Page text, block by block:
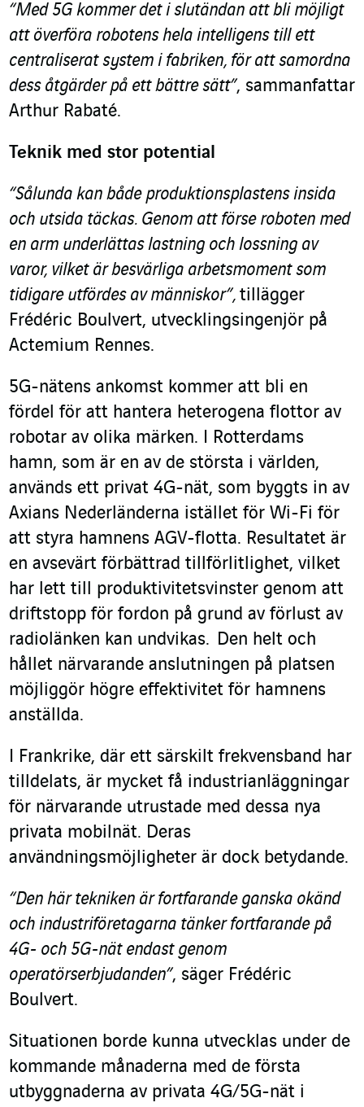
“Med 5G kommer det i slutändan att bli möjligt
att överföra robotens hela intelligens till ett
centraliserat system i fabriken, för att samordna
dess åtgärder på ett bättre sätt”, sammanfattar
Arthur Rabaté.
Teknik med stor potential
“Sålunda kan både produktionsplastens insida
och utsida täckas. Genom att förse roboten med
en arm underlättas lastning och lossning av
varor, vilket är besvärliga arbetsmoment som
tidigare utfördes av människor”, tillägger
Frédéric Boulvert, utvecklingsingenjör på
Actemium Rennes.
5G-nätens ankomst kommer att bli en
fördel för att hantera heterogena flottor av
robotar av olika märken. I Rotterdams
hamn, som är en av de största i världen,
används ett privat 4G-nät, som byggts in av
Axians Nederländerna istället för Wi-Fi för
att styra hamnens AGV-flotta. Resultatet är
en avsevärt förbättrad tillförlitlighet, vilket
har lett till produktivitetsvinster genom att
driftstopp för fordon på grund av förlust av
radiolänken kan undvikas. Den helt och
hållet närvarande anslutningen på platsen
möjliggör högre effektivitet för hamnens
anställda.
I Frankrike, där ett särskilt frekvensband har
tilldelats, är mycket få industrianläggningar
för närvarande utrustade med dessa nya
privata mobilnät. Deras
användningsmöjligheter är dock betydande.
“Den här tekniken är fortfarande ganska okänd
och industriföretagarna tänker fortfarande på
4G- och 5G-nät endast genom
operatörserbjudanden”, säger Frédéric
Boulvert.
Situationen borde kunna utvecklas under de
kommande månaderna med de första
utbyggnaderna av privata 4G/5G-nät i